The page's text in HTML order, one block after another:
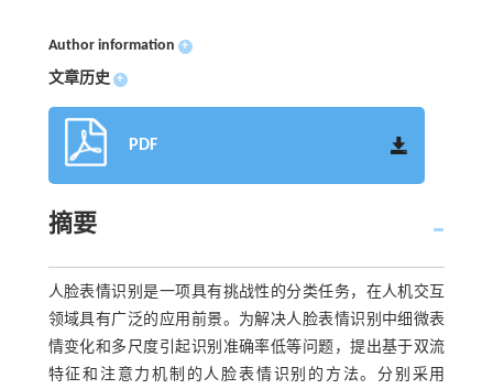
Author information +
文章历史 +
PDF
摘要
人脸表情识别是一项具有挑战性的分类任务，在人机交互
领域具有广泛的应用前景。为解决人脸表情识别中细微表
情变化和多尺度引起识别准确率低等问题，提出基于双流
特征和注意力机制的人脸表情识别的方法。分别采用